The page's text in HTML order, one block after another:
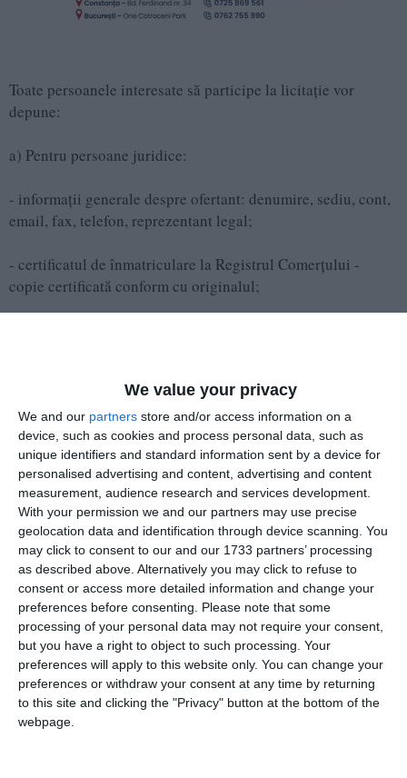
We value your privacy
We and our partners store and/or access information on a
device, such as cookies and process personal data, such as
unique identifiers and standard information sent by a device for
personalised advertising and content, advertising and content
measurement, audience research and services development.
With your permission we and our partners may use precise
geolocation data and identification through device scanning. You
may click to consent to our and our 1733 partners’ processing
as described above. Alternatively you may click to refuse to
consent or access more detailed information and change your
preferences before consenting.
Please note that some
processing of your personal data may not require your consent,
but you have a right to object to such processing. Your
preferences will apply to this website only. You can change your
preferences or withdraw your consent at any time by returning
to this site and clicking the "Privacy" button at the bottom of the
webpage.
Toate persoanele interesate să participe la licitație vor
depune:
a) Pentru persoane juridice:
- informaţii generale despre ofertant: denumire, sediu, cont,
email, fax, telefon, reprezentant legal;
- certificatul de înmatriculare la Registrul Comerţului -
copie certificată conform cu originalul;
- codul fiscal (in cazul persoanelor juridice constituite
potrivit OG nr.26/2000) - copie certificata conform cu
originalul ;
- statutul şi Actul constitutiv - copie certificată conform cu
originalul;
- declaratie pe propria răspundere data de
administrator/actionar că nu se află în litigiu cu BTT SA;
- cifra de afaceri;